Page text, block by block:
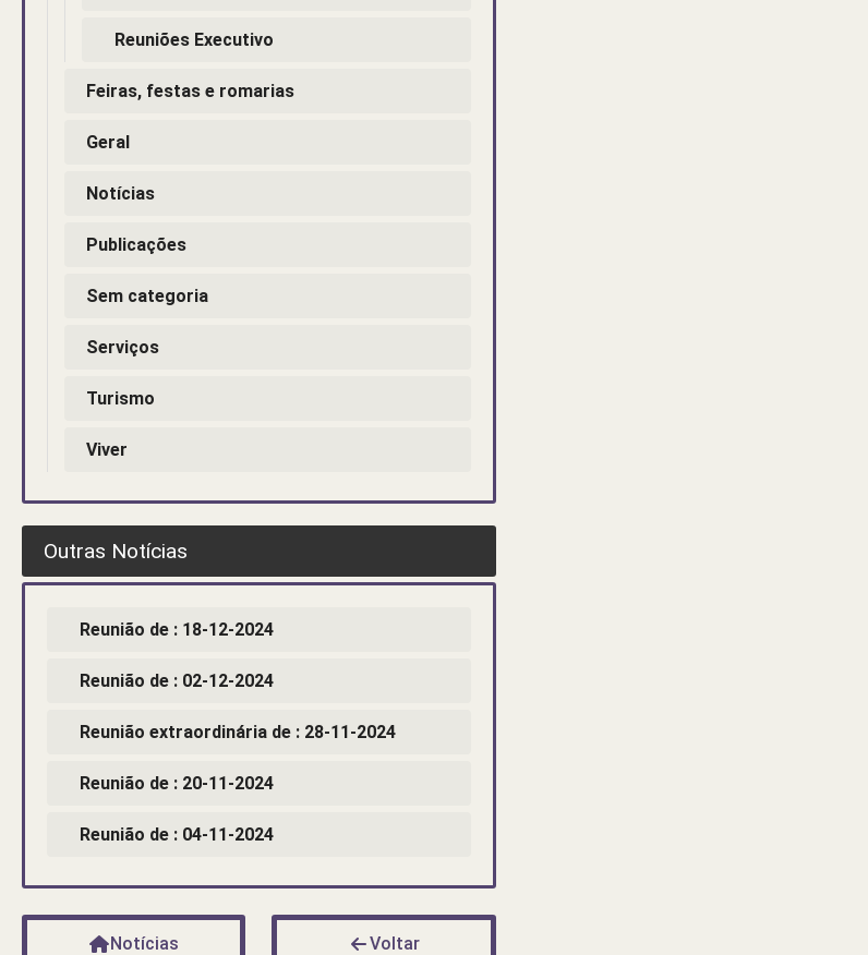
Reuniões Executivo
Feiras, festas e romarias
Geral
Notícias
Publicações
Sem categoria
Serviços
Turismo
Viver
Outras Notícias
Reunião de : 18-12-2024
Reunião de : 02-12-2024
Reunião extraordinária de : 28-11-2024
Reunião de : 20-11-2024
Reunião de : 04-11-2024
Notícias Voltar